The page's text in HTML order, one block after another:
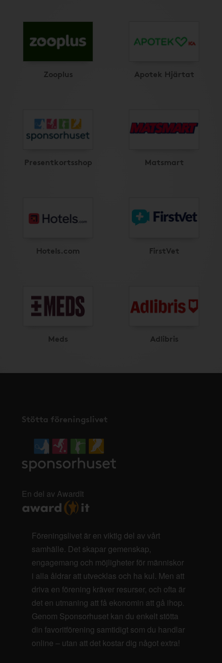
Zooplus Apotek Hjärtat
Presentkortsshop Matsmart
Hotels.com FirstVet
Meds Adlibris
Stötta föreningslivet
En del av AwardIt
Föreningslivet är en viktig del av vårt
samhälle. Det skapar gemenskap,
engagemang och möjligheter för människor
i alla åldrar att utvecklas och ha kul. Men att
driva en förening kräver resurser, och ofta är
det en utmaning att få ekonomin att gå ihop.
Genom Sponsorhuset kan du enkelt stötta
din favoritförening samtidigt som du handlar
online – utan att det kostar dig något extra!